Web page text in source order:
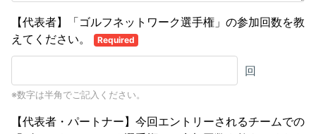
【代表者】「ゴルフネットワーク選手権」の参加回数を教
えてください。
Required
回
※数字は半角でご記入ください。
【代表者・パートナー】今回エントリーされるチームでの